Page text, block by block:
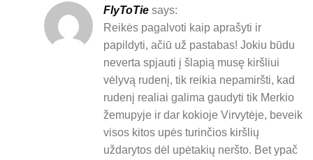
FlyToTie says:
Reikės pagalvoti kaip aprašyti ir
papildyti, ačiū už pastabas! Jokiu būdu
neverta spjauti į šlapią musę kiršliui
vėlyvą rudenį, tik reikia nepamiršti, kad
rudenį realiai galima gaudyti tik Merkio
žemupyje ir dar kokioje Virvytėje, beveik
visos kitos upės turinčios kiršlių
uždarytos dėl upėtakių neršto. Bet ypač